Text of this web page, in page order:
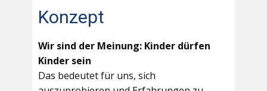
Konzept
Wir sind der Meinung: Kinder dürfen
Kinder sein
Das bedeutet für uns, sich